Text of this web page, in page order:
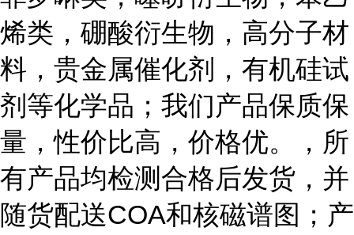
烯类，硼酸衍生物，高分子材
料，贵金属催化剂，有机硅试
剂等化学品；我们产品保质保
量，性价比高，价格优。，所
有产品均检测合格后发货，并
随货配送COA和核磁谱图；产